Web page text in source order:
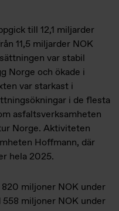
till 12,1 miljarder
11,5 miljarder NOK
var stabil
Norge och ökade i
var starkast i
i de flesta
asfaltsverksamheten
Norge. Aktiviteten
Hoffmann, där
hela 2025.
miljoner NOK under
miljoner NOK under